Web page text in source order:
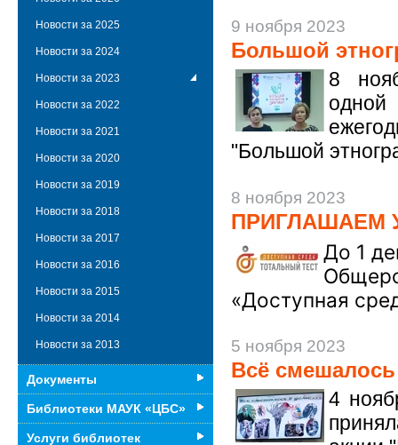
9 ноября 2023
Большой
8
"Большой
8 ноября 2023
ПРИГЛАШАЕМ
До 1
«Доступная
5 ноября 2023
Всё
4
Новости за 2025
Новости за 2024
Новости за 2023
Новости за 2022
Новости за 2021
Новости за 2020
Новости за 2019
Новости за 2018
Новости за 2017
Новости за 2016
Новости за 2015
Новости за 2014
Новости за 2013
Документы
Библиотеки МАУК «ЦБС»
Услуги библиотек